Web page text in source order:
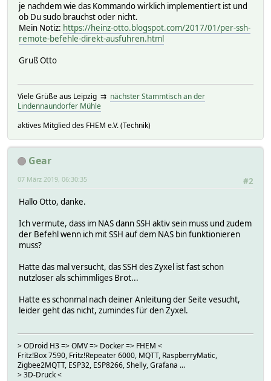
je nachdem wie das Kommando wirklich implementiert ist und
ob Du sudo brauchst oder nicht.
Mein Notiz: https://heinz-otto.blogspot.com/2017/01/per-ssh-
remote-befehle-direkt-ausfuhren.html
Gruß Otto
Viele Grüße aus Leipzig ⇉ nächster Stammtisch an der
Lindennaundorfer Mühle
aktives Mitglied des FHEM e.V. (Technik)
Gear
#2
07 März 2019, 06:30:35
Hallo Otto, danke.
Ich vermute, dass im NAS dann SSH aktiv sein muss und zudem
der Befehl wenn ich mit SSH auf dem NAS bin funktionieren
muss?
Hatte das mal versucht, das SSH des Zyxel ist fast schon
nutzloser als schimmliges Brot...
Hatte es schonmal nach deiner Anleitung der Seite vesucht,
leider geht das nicht, zumindes für den Zyxel.
> ODroid H3 => OMV => Docker => FHEM <
Fritz!Box 7590, Fritz!Repeater 6000, MQTT, RaspberryMatic,
Zigbee2MQTT, ESP32, ESP8266, Shelly, Grafana ...
> 3D-Druck <